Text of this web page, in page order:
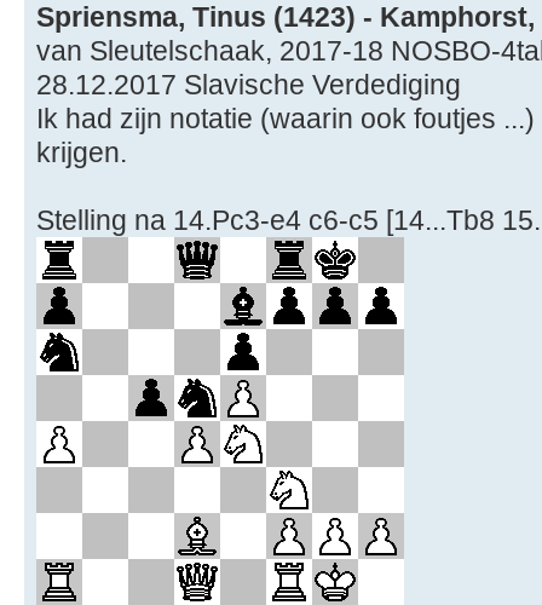
Spriensma, Tinus (1423) -
van Sleutelschaak, 2017-18 NOSBO-
28.12.2017 Slavische Verdediging
Ik had zijn notatie (waarin ook foutjes
krijgen.
Stelling na 14.Pc3-e4 c6-c5 [14...Tb8